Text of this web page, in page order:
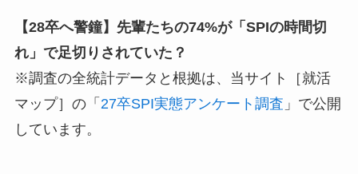
【28卒へ警鐘】先輩たちの74%が「SPIの時間切
れ」で足切りされていた？
※調査の全統計データと根拠は、当サイト［就活
マップ］の「 27卒SPI実態アンケート調査 」で公開
しています。